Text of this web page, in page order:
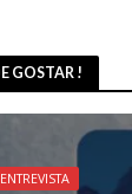
GOSTAR !
ENTREVISTA